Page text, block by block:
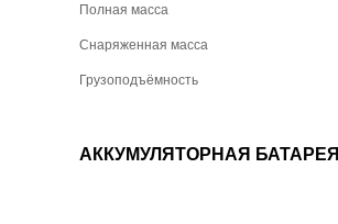
Полная масса
Снаряженная масса
Грузоподъёмность
АККУМУЛЯТОРНАЯ БАТАРЕЯ